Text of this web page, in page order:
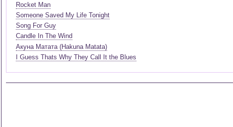
Rocket Man
Someone Saved My Life Tonight
Song For Guy
Candle In The Wind
Акуна Матата (Hakuna Matata)
I Guess Thats Why They Call It the Blues